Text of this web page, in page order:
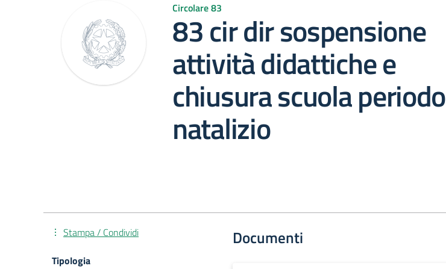
Circolare 83
83 cir dir sospensione
attività didattiche e
chiusura scuola periodo
natalizio
Documenti
Stampa / Condividi
Tipologia